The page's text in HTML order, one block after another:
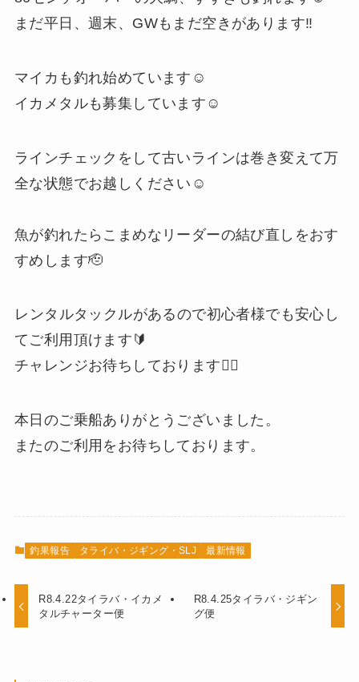
まだ平日、週末、GWもまだ空きがあります‼️
マイカも釣れ始めています☺️
イカメタルも募集しています☺️
ラインチェックをして古いラインは巻き変えて万
全な状態でお越しください☺️
魚が釣れたらこまめなリーダーの結び直しをおす
すめします🫡
⁡レンタルタックルがあるので初心者様でも安心し
てご利用頂けます🔰
チャレンジお待ちしております🙇‍♂️
本日のご乗船ありがとうございました。
またのご利用をお待ちしております。
釣果報告 タライバ・ジギング・SLJ 最新情報
R8.4.22タイラバ・イカメ
タルチャーター便
R8.4.25タイラバ・ジギン
グ便